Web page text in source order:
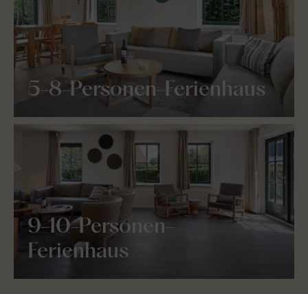
5-8-Personen-Ferienhaus
9-10-Personen-
Ferienhaus